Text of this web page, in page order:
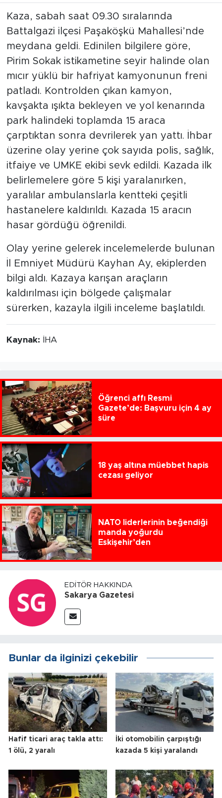
Kaza, sabah saat 09.30 sıralarında
Battalgazi ilçesi Paşaköşkü Mahallesi’nde
meydana geldi. Edinilen bilgilere göre,
Pirim Sokak istikametine seyir halinde olan
mıcır yüklü bir hafriyat kamyonunun freni
patladı. Kontrolden çıkan kamyon,
kavşakta ışıkta bekleyen ve yol kenarında
park halindeki toplamda 15 araca
çarptıktan sonra devrilerek yan yattı. İhbar
üzerine olay yerine çok sayıda polis, sağlık,
itfaiye ve UMKE ekibi sevk edildi. Kazada ilk
belirlemelere göre 5 kişi yaralanırken,
yaralılar ambulanslarla kentteki çeşitli
hastanelere kaldırıldı. Kazada 15 aracın
hasar gördüğü öğrenildi.
Olay yerine gelerek incelemelerde bulunan
İl Emniyet Müdürü Kayhan Ay, ekiplerden
bilgi aldı. Kazaya karışan araçların
kaldırılması için bölgede çalışmalar
sürerken, kazayla ilgili inceleme başlatıldı.
Kaynak: İHA
Öğrenci affı Resmi
Gazete’de: Başvuru için 4 ay
süre
18 yaş altına müebbet hapis
cezası geliyor
NATO liderlerinin beğendiği
manda yoğurdu
Eskişehir’den
EDITÖR HAKKINDA
Sakarya Gazetesi
Bunlar da ilginizi çekebilir
Hafif ticari araç takla attı:
1 ölü, 2 yaralı
İki otomobilin çarpıştığı
kazada 5 kişi yaralandı